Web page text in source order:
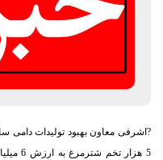
?اشرفی معاون بهبود تولیدات دامی
5 هزار